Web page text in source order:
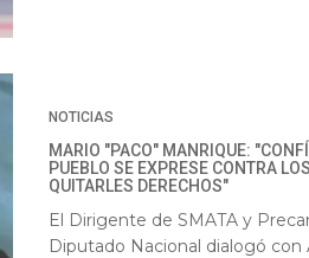
NOTICIAS
MARIO "PACO" MANRIQUE:
PUEBLO SE EXPRESE CONTRA
QUITARLES DERECHOS"
El Dirigente de SMATA y
Diputado Nacional dialogó con